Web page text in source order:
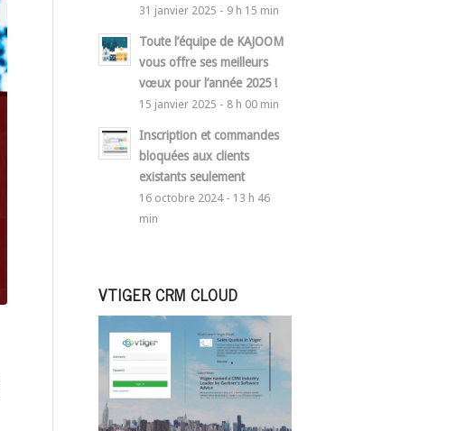
31 janvier 2025 - 9 h 15 min
Toute l’équipe de KAJOOM
vous offre ses meilleurs
vœux pour l’année 2025 !
15 janvier 2025 - 8 h 00 min
Inscription et commandes
bloquées aux clients
existants seulement
16 octobre 2024 - 13 h 46
min
VTIGER CRM CLOUD